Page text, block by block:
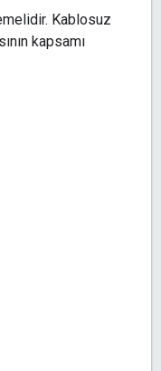
Kablosuz
kapsamı